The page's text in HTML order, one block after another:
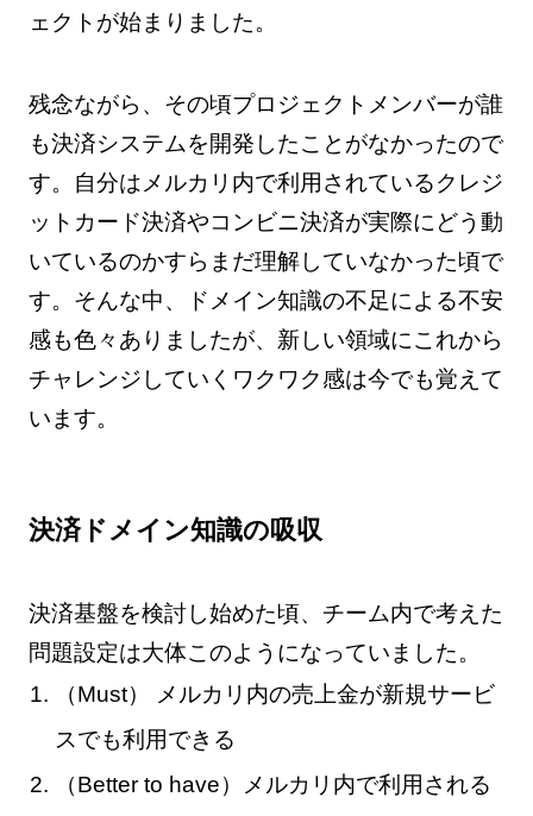
ェクトが始まりました。
残念ながら、その頃プロジェクトメンバーが誰
も決済システムを開発したことがなかったので
す。自分はメルカリ内で利用されているクレジ
ットカード決済やコンビニ決済が実際にどう動
いているのかすらまだ理解していなかった頃で
す。そんな中、ドメイン知識の不足による不安
感も色々ありましたが、新しい領域にこれから
チャレンジしていくワクワク感は今でも覚えて
います。
決済ドメイン知識の吸収
決済基盤を検討し始めた頃、チーム内で考えた
問題設定は大体このようになっていました。
（Must） メルカリ内の売上金が新規サービ
スでも利用できる
（Better to have）メルカリ内で利用される